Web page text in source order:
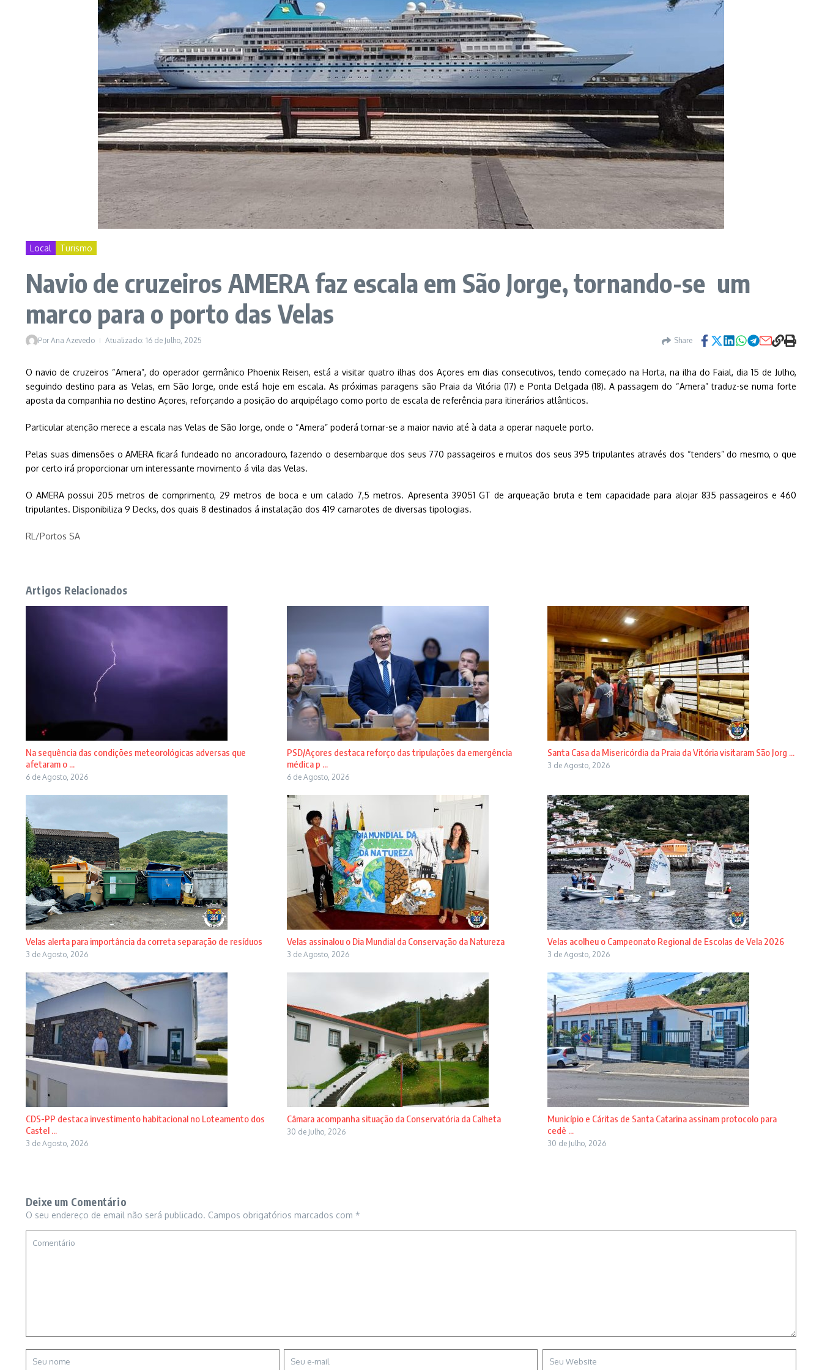
Local Turismo
Navio de cruzeiros AMERA faz escala em São Jorge, tornando-se um
marco para o porto das Velas
PorAna Azevedo Atualizado: 16 de Julho, 2025 Share
O navio de cruzeiros “Amera”, do operador germânico Phoenix Reisen, está a visitar quatro ilhas dos Açores em dias consecutivos, tendo começado na Horta, na ilha do Faial, dia 15 de Julho,
seguindo destino para as Velas, em São Jorge, onde está hoje em escala. As próximas paragens são Praia da Vitória (17) e Ponta Delgada (18). A passagem do “Amera” traduz-se numa forte
aposta da companhia no destino Açores, reforçando a posição do arquipélago como porto de escala de referência para itinerários atlânticos.
Particular atenção merece a escala nas Velas de São Jorge, onde o “Amera” poderá tornar-se a maior navio até à data a operar naquele porto.
Pelas suas dimensões o AMERA ficará fundeado no ancoradouro, fazendo o desembarque dos seus 770 passageiros e muitos dos seus 395 tripulantes através dos “tenders” do mesmo, o que
por certo irá proporcionar um interessante movimento á vila das Velas.
O AMERA possui 205 metros de comprimento, 29 metros de boca e um calado 7,5 metros. Apresenta 39051 GT de arqueação bruta e tem capacidade para alojar 835 passageiros e 460
tripulantes. Disponibiliza 9 Decks, dos quais 8 destinados á instalação dos 419 camarotes de diversas tipologias.
RL/Portos SA
Artigos Relacionados
Na sequência das condições meteorológicas adversas que
afetaram o ...
6 de Agosto, 2026
PSD/Açores destaca reforço das tripulações da emergência
médica p ...
6 de Agosto, 2026
Santa Casa da Misericórdia da Praia da Vitória visitaram São Jorg ...
3 de Agosto, 2026
Velas alerta para importância da correta separação de resíduos
3 de Agosto, 2026
Velas assinalou o Dia Mundial da Conservação da Natureza
3 de Agosto, 2026
Velas acolheu o Campeonato Regional de Escolas de Vela 2026
3 de Agosto, 2026
CDS-PP destaca investimento habitacional no Loteamento dos
Castel ...
3 de Agosto, 2026
Câmara acompanha situação da Conservatória da Calheta
30 de Julho, 2026
Município e Cáritas de Santa Catarina assinam protocolo para
cedê ...
30 de Julho, 2026
Deixe um Comentário
O seu endereço de email não será publicado. Campos obrigatórios marcados com *